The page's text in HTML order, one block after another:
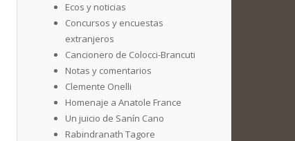
Ecos y noticias
Concursos y encuestas
extranjeros
Cancionero de Colocci-Brancuti
Notas y comentarios
Clemente Onelli
Homenaje a Anatole France
Un juicio de Sanín Cano
Rabindranath Tagore